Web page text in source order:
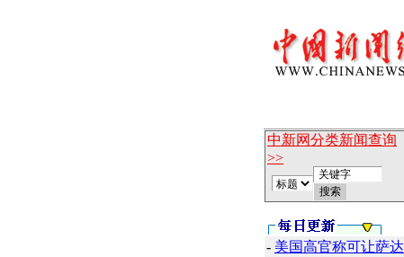
中新网分类新闻查询
>>
- 美国高官称可让萨达